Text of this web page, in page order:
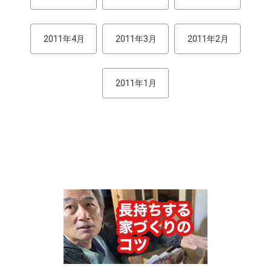
2011年4月 2011年3月 2011年2月
2011年1月